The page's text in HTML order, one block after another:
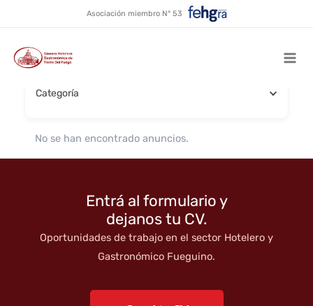
contenido
Asociación miembro N° 53
Comida vegana
Buscar por nombre
Categoría
No se han encontrado anuncios.
Entrá al formulario y
dejanos tu CV.
Oportunidades de trabajo en el sector Hotelero y
Gastronómico Fueguino.